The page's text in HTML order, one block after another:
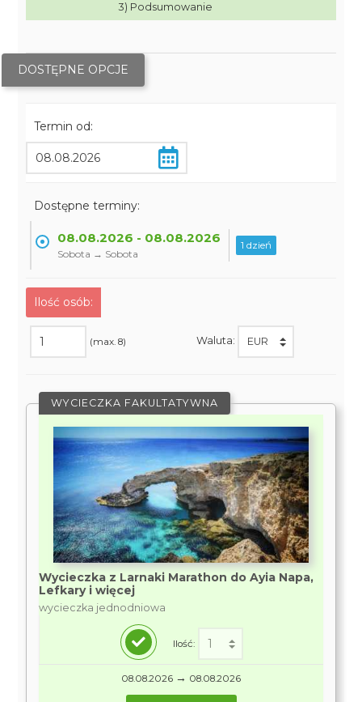
3) Podsumowanie
DOSTĘPNE OPCJE
Termin od:
Dostępne terminy:
08.08.2026 - 08.08.2026
Sobota → Sobota
1 dzień
Ilość osób:
(max. 8) Waluta:
WYCIECZKA FAKULTATYWNA
Wycieczka z Larnaki Marathon do Ayia Napa,
Lefkary i więcej
wycieczka jednodniowa
Ilość:
08.08.2026 → 08.08.2026